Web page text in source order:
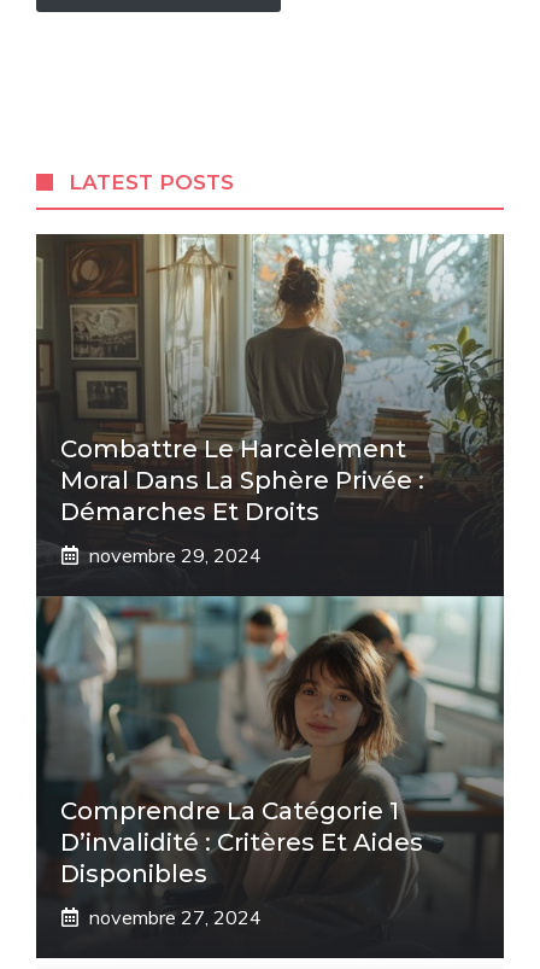
LATEST POSTS
Combattre Le Harcèlement
Moral Dans La Sphère Privée :
Démarches Et Droits
novembre 29, 2024
Comprendre La Catégorie 1
D’invalidité : Critères Et Aides
Disponibles
novembre 27, 2024